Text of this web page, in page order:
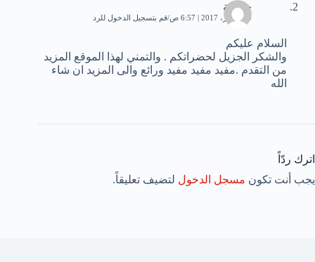
خديجة
10 فبراير، 2017 | 6:57 ص قم بتسجيل الدخول للرد
السلام عليكم
والشكر الجزيل لحضراتكم . والتمني لهذا الموقع المزيد
من التقدم .مفيد مفيد مفيد ورائع والى المزيد ان شاء
الله
اترك ردّاً
يجب أنت تكون مسجل الدخول لتضيف تعليقاً.